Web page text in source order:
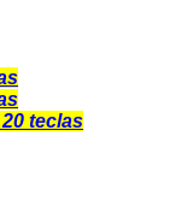
teclas